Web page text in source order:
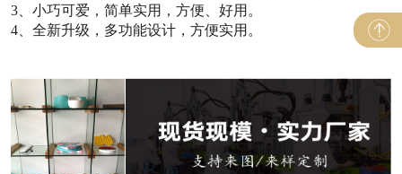
3、小巧可爱，简单实用，方便、好用。
4、全新升级，多功能设计，方便实用。